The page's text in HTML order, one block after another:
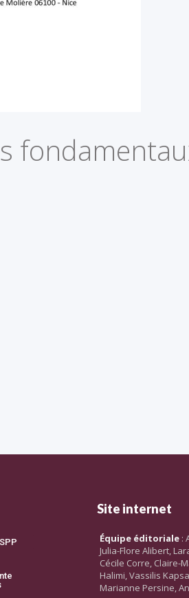
Site internet
Équipe éditoriale :
Julia-Flore Alibert,
Cécile Corre, Claire-
Halimi, Vassilis
Marianne Persine,